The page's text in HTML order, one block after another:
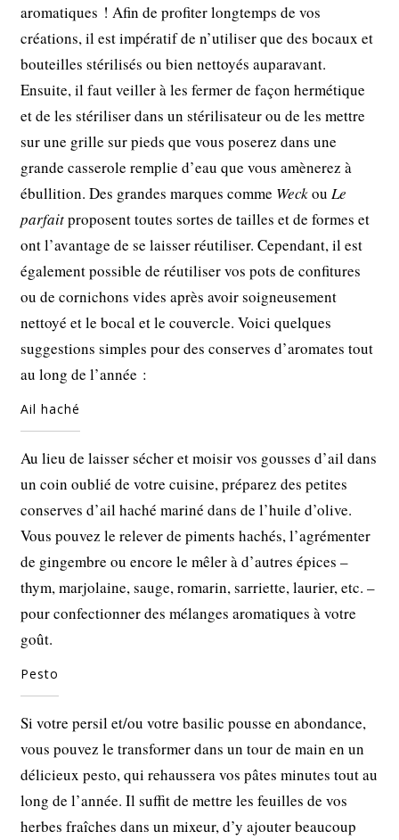
aromatiques ! Afin de profiter longtemps de vos
créations, il est impératif de n’utiliser que des bocaux et
bouteilles stérilisés ou bien nettoyés auparavant.
Ensuite, il faut veiller à les fermer de façon hermétique
et de les stériliser dans un stérilisateur ou de les mettre
sur une grille sur pieds que vous poserez dans une
grande casserole remplie d’eau que vous amènerez à
ébullition. Des grandes marques comme WeckouLe
parfaitproposent toutes sortes de tailles et de formes et
ont l’avantage de se laisser réutiliser. Cependant, il est
également possible de réutiliser vos pots de confitures
ou de cornichons vides après avoir soigneusement
nettoyé et le bocal et le couvercle. Voici quelques
suggestions simples pour des conserves d’aromates tout
au long de l’année :
Ail haché
Au lieu de laisser sécher et moisir vos gousses d’ail dans
un coin oublié de votre cuisine, préparez des petites
conserves d’ail haché mariné dans de l’huile d’olive.
Vous pouvez le relever de piments hachés, l’agrémenter
de gingembre ou encore le mêler à d’autres épices –
thym, marjolaine, sauge, romarin, sarriette, laurier, etc. –
pour confectionner des mélanges aromatiques à votre
goût.
Pesto
Si votre persil et/ou votre basilic pousse en abondance,
vous pouvez le transformer dans un tour de main en un
délicieux pesto, qui rehaussera vos pâtes minutes tout au
long de l’année. Il suffit de mettre les feuilles de vos
herbes fraîches dans un mixeur, d’y ajouter beaucoup